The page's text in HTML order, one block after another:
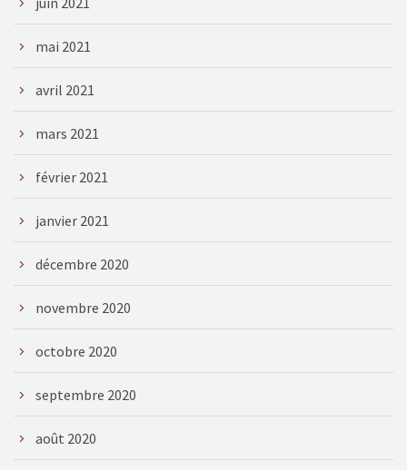
mai 2021
avril 2021
mars 2021
février 2021
janvier 2021
décembre 2020
novembre 2020
octobre 2020
septembre 2020
août 2020